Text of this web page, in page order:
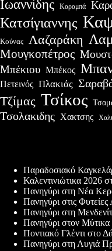
Ιωαννίδης Καραμπά
Κατσίγιαννης
Κούνας Λαζαράκη
Μουγκοπέτρος
Μπέκιου Μπέκος
Πετεινός Πλακιάς
Τζίμας Τσίκος
Τσολακιδης Χακτσης
Παραδοσιακό
Καλεντινιώτικα 2026
Πανηγύρι στη Νέα
Πανηγύρι στις
Πανηγύρι στη
Πανηγύρι στον Μύτικα
Ποντιακό Γλέντι στο
Πανηγύρι στη Λυγιά